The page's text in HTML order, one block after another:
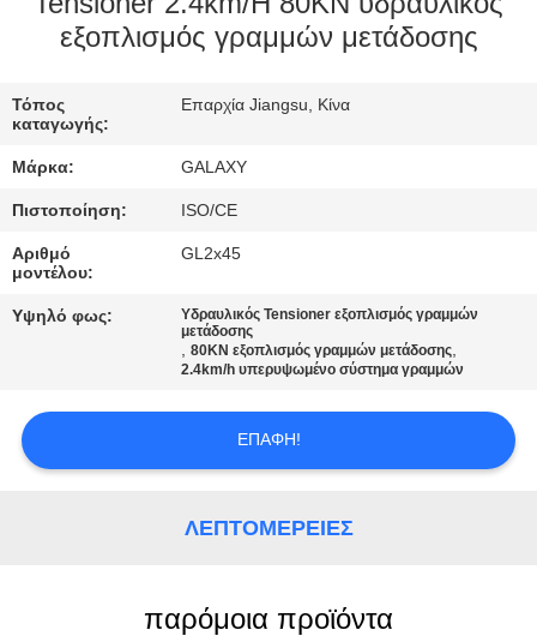
ΕΡΓΟΣΤΆΣΙΟ
ΈΛΕΓΧΟΣ
ΕΠΙΚΟΙΝΩΝΉΣΤΕ
ΜΑΖΊ
ΜΑΣ
ΥΠΟΘΈΣΕΙΣ
PRIVACY
εξοπλισμός γραμμών μετάδοσης
Τόπος
καταγωγής:
Επαρχία Jiangsu, Κίνα
Μάρκα: GALAXY
Πιστοποίηση: ISO/CE
Αριθμό
μοντέλου:
GL2x45
Υψηλό φως:
Υδραυλικός Tensioner εξοπλισμός γραμμών
μετάδοσης
,80KN εξοπλισμός γραμμών μετάδοσης,
2.4km/h υπερυψωμένο σύστημα γραμμών
ΕΠΑΦΉ!
ΛΕΠΤΟΜΈΡΕΙΕΣ
παρόμοια προϊόντα